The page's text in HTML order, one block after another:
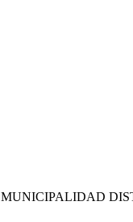
MUNICIPALIDAD